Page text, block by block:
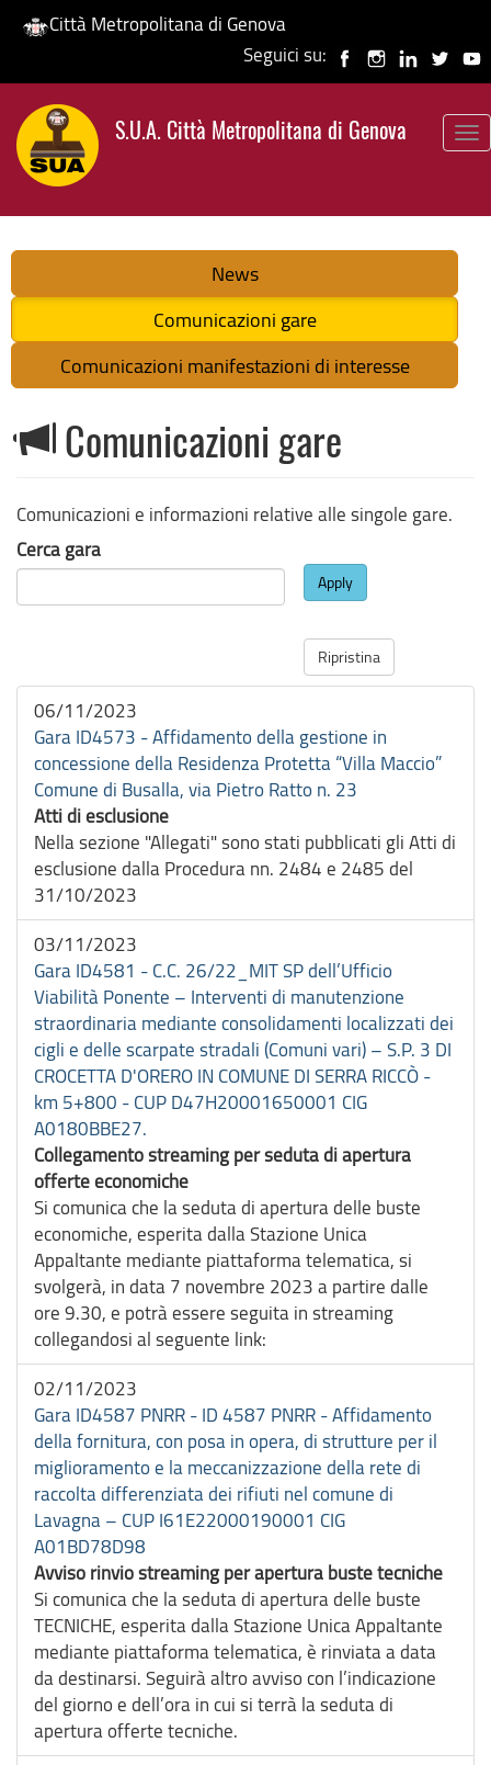
Salta
contenuto
principale
Città Metropolitana di Genova
Seguici su:
S.U.A. Città Metropolitana di Genova
News
Comunicazioni gare
Comunicazioni manifestazioni di interesse
Comunicazioni gare
Comunicazioni e informazioni relative alle singole gare.
Cerca gara
Apply
Ripristina
06/11/2023
Gara ID4573 - Affidamento della gestione in
concessione della Residenza Protetta “Villa Maccio”
Comune di Busalla, via Pietro Ratto n. 23
Atti di esclusione
Nella sezione "Allegati" sono stati pubblicati gli Atti di
esclusione dalla Procedura nn. 2484 e 2485 del
31/10/2023
03/11/2023
Gara ID4581 - C.C. 26/22_MIT SP dell’Ufficio
Viabilità Ponente – Interventi di manutenzione
straordinaria mediante consolidamenti localizzati dei
cigli e delle scarpate stradali (Comuni vari) – S.P. 3 DI
CROCETTA D'ORERO IN COMUNE DI SERRA RICCÒ -
km 5+800 - CUP D47H20001650001 CIG
A0180BBE27.
Collegamento streaming per seduta di apertura
offerte economiche
Si comunica che la seduta di apertura delle buste
economiche, esperita dalla Stazione Unica
Appaltante mediante piattaforma telematica, si
svolgerà, in data 7 novembre 2023 a partire dalle
ore 9.30, e potrà essere seguita in streaming
collegandosi al seguente link:
02/11/2023
Gara ID4587 PNRR - ID 4587 PNRR - Affidamento
della fornitura, con posa in opera, di strutture per il
miglioramento e la meccanizzazione della rete di
raccolta differenziata dei rifiuti nel comune di
Lavagna – CUP I61E22000190001 CIG
A01BD78D98
Avviso rinvio streaming per apertura buste tecniche
Si comunica che la seduta di apertura delle buste
TECNICHE, esperita dalla Stazione Unica Appaltante
mediante piattaforma telematica, è rinviata a data
da destinarsi. Seguirà altro avviso con l’indicazione
del giorno e dell’ora in cui si terrà la seduta di
apertura offerte tecniche.